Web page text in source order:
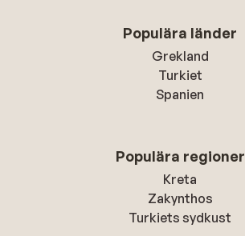
Populära länder
Grekland
Turkiet
Spanien
Populära regioner
Kreta
Zakynthos
Turkiets sydkust